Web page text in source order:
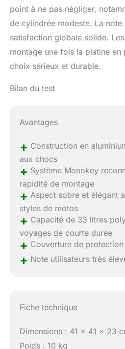
point à ne pas négliger,
de cylindrée modeste. La note
satisfaction globale solide.
montage une fois la platine
choix sérieux et durable.
Bilan du test
Avantages
+ Construction en
aux chocs
+ Système Monokey
rapidité de montage
+ Aspect sobre et élégant
styles de motos
+ Capacité de 33 litres
voyages de courte durée
+ Couverture de
+ Note utilisateurs très
Fiche technique
Dimensions : 41 x 41 x 23
Poids : 10 kg